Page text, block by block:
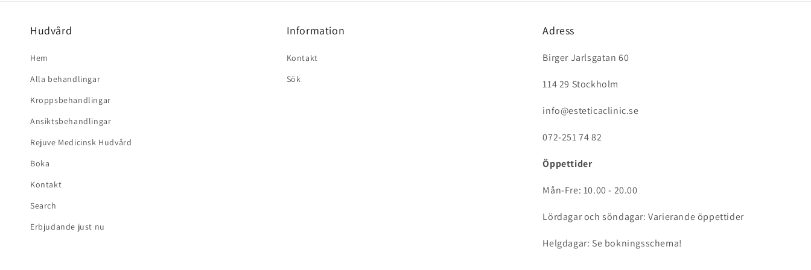
Hudvård
Hem
Alla behandlingar
Kroppsbehandlingar
Ansiktsbehandlingar
Rejuve Medicinsk Hudvård
Boka
Kontakt
Search
Erbjudande just nu
Information
Kontakt
Sök
Adress
Birger Jarlsgatan 60
114 29 Stockholm
info@esteticaclinic.se
072-251 74 82
Öppettider
Mån-Fre: 10.00 - 20.00
Lördagar och söndagar: Varierande öppettider
Helgdagar: Se bokningsschema!